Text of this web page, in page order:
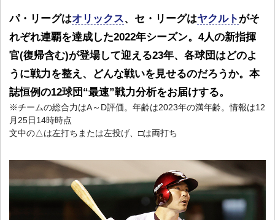
パ・リーグはオリックス、セ・リーグはヤクルトがそ
れぞれ連覇を達成した2022年シーズン。4人の新指揮
官(復帰含む)が登場して迎える23年、各球団はどのよ
うに戦力を整え、どんな戦いを見せるのだろうか。本
誌恒例の12球団“最速”戦力分析をお届けする。
※チームの総合力はA～D評価。年齢は2023年の満年齢。情報は12
月25日14時時点
文中の△は左打ちまたは左投げ、□は両打ち